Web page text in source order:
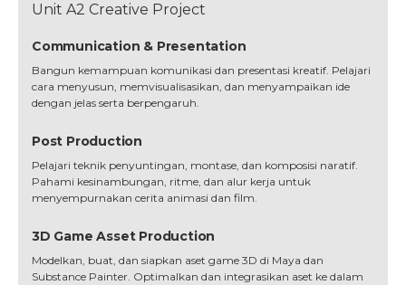
Unit A2 Creative Project
Communication & Presentation
Bangun kemampuan komunikasi dan presentasi kreatif. Pelajari
cara menyusun, memvisualisasikan, dan menyampaikan ide
dengan jelas serta berpengaruh.
Post Production
Pelajari teknik penyuntingan, montase, dan komposisi naratif.
Pahami kesinambungan, ritme, dan alur kerja untuk
menyempurnakan cerita animasi dan film.
3D Game Asset Production
Modelkan, buat, dan siapkan aset game 3D di Maya dan
Substance Painter. Optimalkan dan integrasikan aset ke dalam